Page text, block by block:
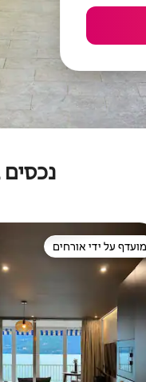
מועדף על ידי אורחים
מועדף על ידי אורחים